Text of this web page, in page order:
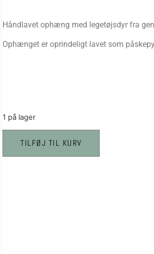
Håndlavet ophæng med legetøjsdyr fra
Ophænget er oprindeligt lavet som
1 på lager
TILFØJ TIL KURV